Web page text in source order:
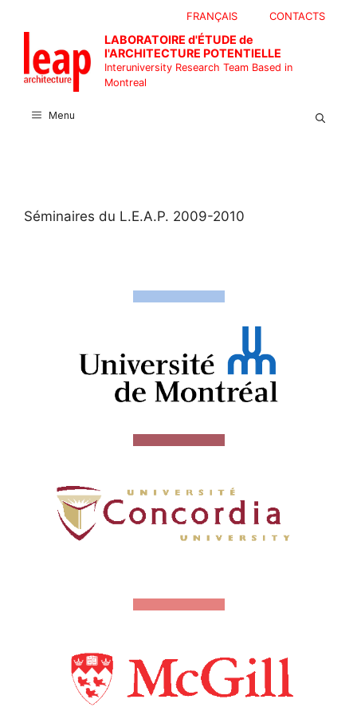
content
CONTACTS
FRANÇAIS
LABORATOIRE d'ÉTUDE de
l'ARCHITECTURE POTENTIELLE
Interuniversity Research Team Based in
Montreal
Menu
Séminaires du L.E.A.P. 2009-2010